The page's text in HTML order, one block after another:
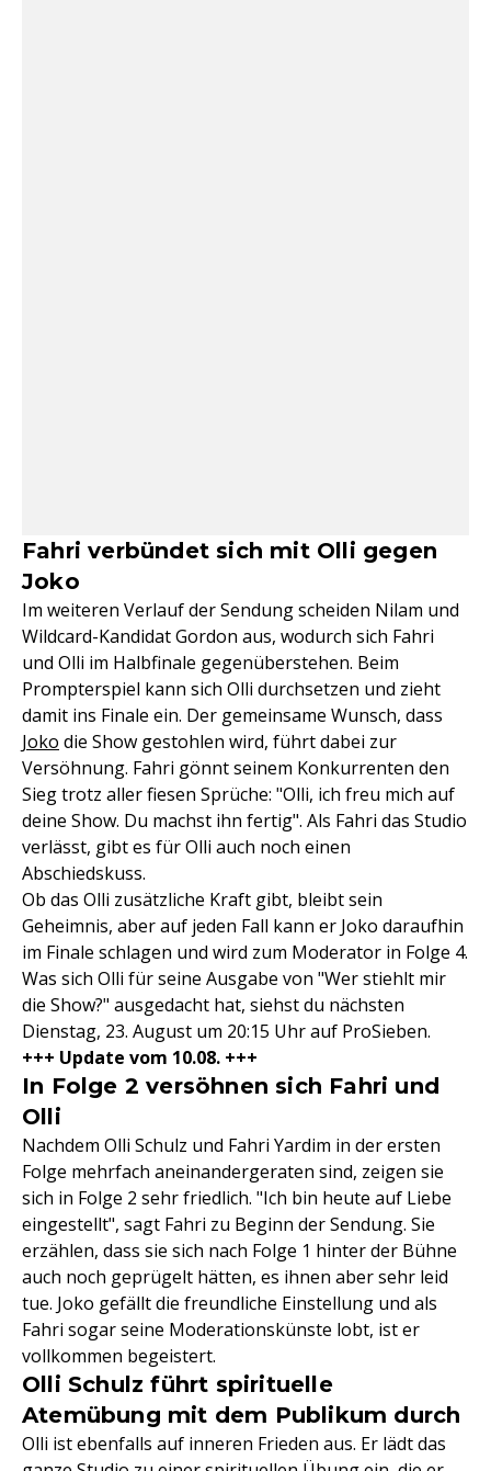
Fahri verbündet sich mit Olli gegen
Joko
Im weiteren Verlauf der Sendung scheiden Nilam und
Wildcard-Kandidat Gordon aus, wodurch sich Fahri
und Olli im Halbfinale gegenüberstehen. Beim
Prompterspiel kann sich Olli durchsetzen und zieht
damit ins Finale ein. Der gemeinsame Wunsch, dass
Joko die Show gestohlen wird, führt dabei zur
Versöhnung. Fahri gönnt seinem Konkurrenten den
Sieg trotz aller fiesen Sprüche: "Olli, ich freu mich auf
deine Show. Du machst ihn fertig". Als Fahri das Studio
verlässt, gibt es für Olli auch noch einen
Abschiedskuss.
Ob das Olli zusätzliche Kraft gibt, bleibt sein
Geheimnis, aber auf jeden Fall kann er Joko daraufhin
im Finale schlagen und wird zum Moderator in Folge 4.
Was sich Olli für seine Ausgabe von "Wer stiehlt mir
die Show?" ausgedacht hat, siehst du nächsten
Dienstag, 23. August um 20:15 Uhr auf ProSieben.
+++ Update vom 10.08. +++
In Folge 2 versöhnen sich Fahri und
Olli
Nachdem Olli Schulz und Fahri Yardim in der ersten
Folge mehrfach aneinandergeraten sind, zeigen sie
sich in Folge 2 sehr friedlich. "Ich bin heute auf Liebe
eingestellt", sagt Fahri zu Beginn der Sendung. Sie
erzählen, dass sie sich nach Folge 1 hinter der Bühne
auch noch geprügelt hätten, es ihnen aber sehr leid
tue. Joko gefällt die freundliche Einstellung und als
Fahri sogar seine Moderationskünste lobt, ist er
vollkommen begeistert.
Olli Schulz führt spirituelle
Atemübung mit dem Publikum durch
Olli ist ebenfalls auf inneren Frieden aus. Er lädt das